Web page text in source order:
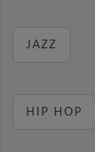
JAZZ
HIP HOP